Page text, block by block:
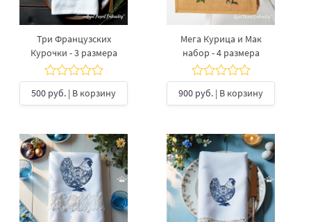
Три Французских
Курочки - 3 размера
500 руб. | В корзину
Мега Курица и Мак
набор - 4 размера
900 руб. | В корзину